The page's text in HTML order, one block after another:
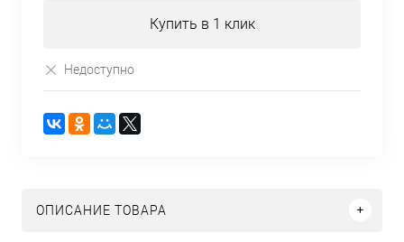
Купить в 1 клик
Недоступно
ОПИСАНИЕ ТОВАРА